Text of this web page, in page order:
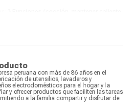
peruana con más de 86 años en el
de utensilios, lavaderos y
electrodomésticos para el hogar y la
y ofrecer productos que faciliten las tareas
a la familia compartir y disfrutar de